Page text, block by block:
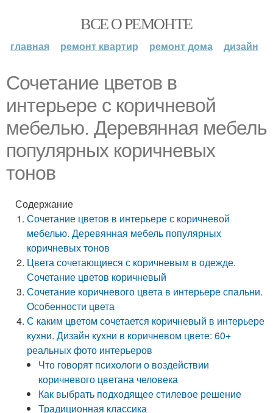
ВСЕ О РЕМОНТЕ
главная ремонт квартир ремонт дома дизайн
Сочетание цветов в
интерьере с коричневой
мебелью. Деревянная мебель
популярных коричневых
тонов
Содержание
Сочетание цветов в интерьере с коричневой
мебелью. Деревянная мебель популярных
коричневых тонов
Цвета сочетающиеся с коричневым в одежде.
Сочетание цветов коричневый
Сочетание коричневого цвета в интерьере спальни.
Особенности цвета
С каким цветом сочетается коричневый в интерьере
кухни. Дизайн кухни в коричневом цвете: 60+
реальных фото интерьеров
Что говорят психологи о воздействии
коричневого цветана человека
Как выбрать подходящее стилевое решение
Традиционная классика